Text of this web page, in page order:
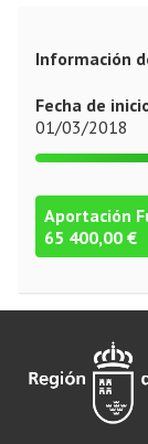
Información
Fecha de
01/03/2018
Aportación
65 400,00 €